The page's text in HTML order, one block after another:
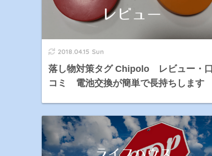
2018.04.15 Sun
落し物対策タグ Chipolo レビュー・口
コミ 電池交換が簡単で長持ちします